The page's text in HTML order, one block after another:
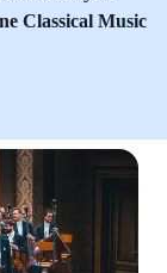
Classical Music